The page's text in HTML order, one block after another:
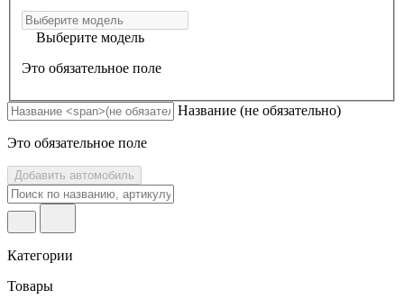
Выберите модель
Это обязательное поле
Название (не обязательно)
Это обязательное поле
Добавить автомобиль
Категории
Товары